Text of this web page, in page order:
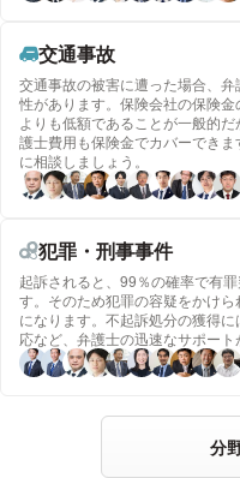
交通事故
交通事故の被害に遭った場合、
性があります。保険会社の保険
よりも低額であることが一般的
護士費用も保険金でカバーでき
に相談しましょう。
犯罪・刑事事件
起訴されると、99％の確率で有
す。そのため犯罪の容疑をかけ
になります。不起訴処分の獲得
応など、弁護士の迅速なサポート
分